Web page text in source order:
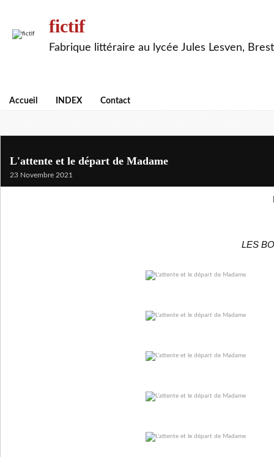
fictif
Fabrique littéraire au lycée Jules Lesven, Brest
Accueil INDEX Contact
L'attente et le départ de Madame
23 Novembre 2021
LES